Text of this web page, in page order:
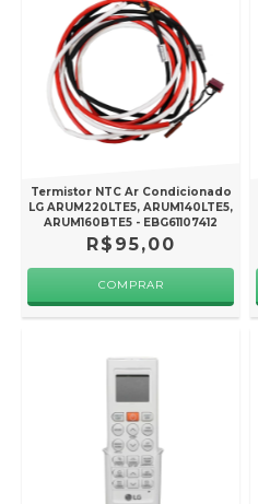
Termistor NTC Ar Condicionado
LG ARUM220LTE5, ARUM140LTE5,
ARUM160BTE5 - EBG61107412
R$95,00